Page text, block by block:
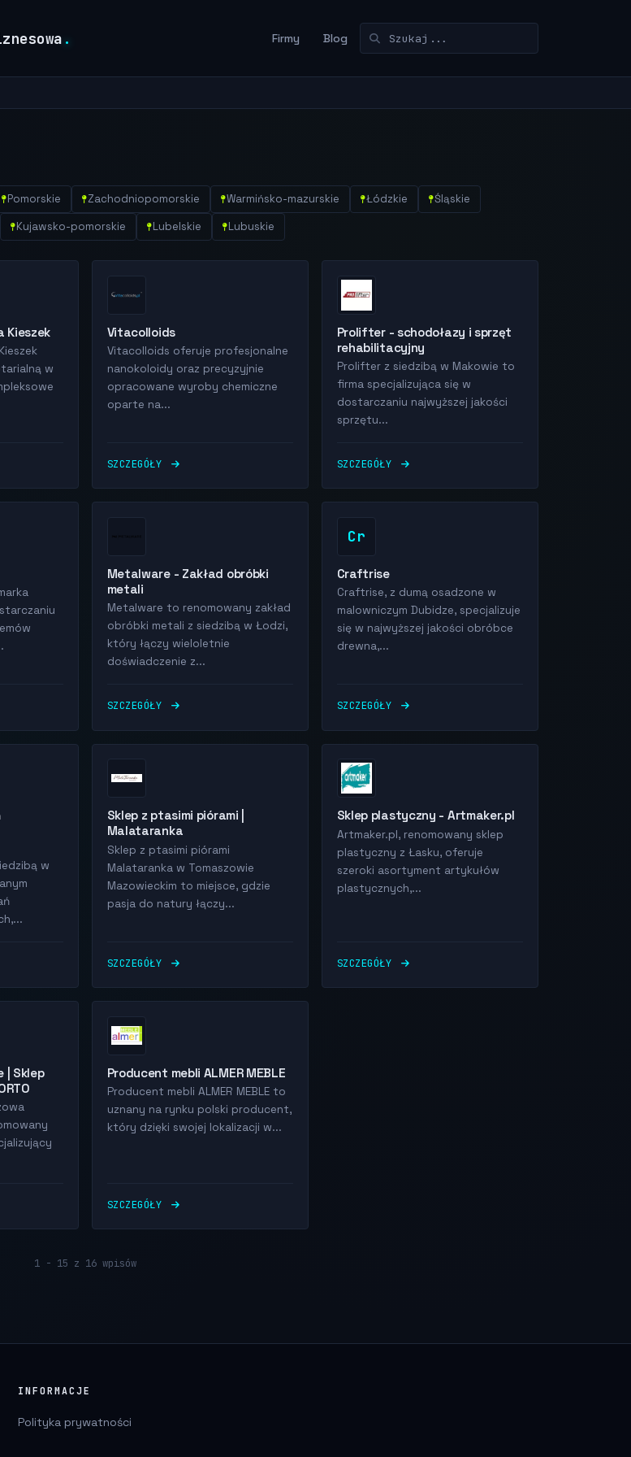
. Firmy Blog
Pomorskie Zachodniopomorskie Warmińsko-mazurskie Łódzkie Śląskie
Kujawsko-pomorskie Lubelskie Lubuskie
Kieszek
w
Vitacolloids
Vitacolloids oferuje profesjonalne
nanokoloidy oraz precyzyjnie
opracowane wyroby chemiczne
oparte na...
SZCZEGÓŁY
Prolifter - schodołazy i sprzęt
rehabilitacyjny
Prolifter z siedzibą w Makowie to
firma specjalizująca się w
dostarczaniu najwyższej jakości
sprzętu...
SZCZEGÓŁY
Metalware - Zakład obróbki
metali
Metalware to renomowany zakład
obróbki metali z siedzibą w Łodzi,
który łączy wieloletnie
doświadczenie z...
SZCZEGÓŁY
Cr
Craftrise
Craftrise, z dumą osadzone w
malowniczym Dubidze, specjalizuje
się w najwyższej jakości obróbce
drewna,...
SZCZEGÓŁY
w
Sklep z ptasimi piórami |
Malataranka
Sklep z ptasimi piórami
Malataranka w Tomaszowie
Mazowieckim to miejsce, gdzie
pasja do natury łączy...
SZCZEGÓŁY
Sklep plastyczny - Artmaker.pl
Artmaker.pl, renomowany sklep
plastyczny z Łasku, oferuje
szeroki asortyment artykułów
plastycznych,...
SZCZEGÓŁY
| Sklep
Producent mebli ALMER MEBLE
Producent mebli ALMER MEBLE to
uznany na rynku polski producent,
który dzięki swojej lokalizacji w...
SZCZEGÓŁY
1 - 15 z 16 wpisów
INFORMACJE
Polityka prywatności